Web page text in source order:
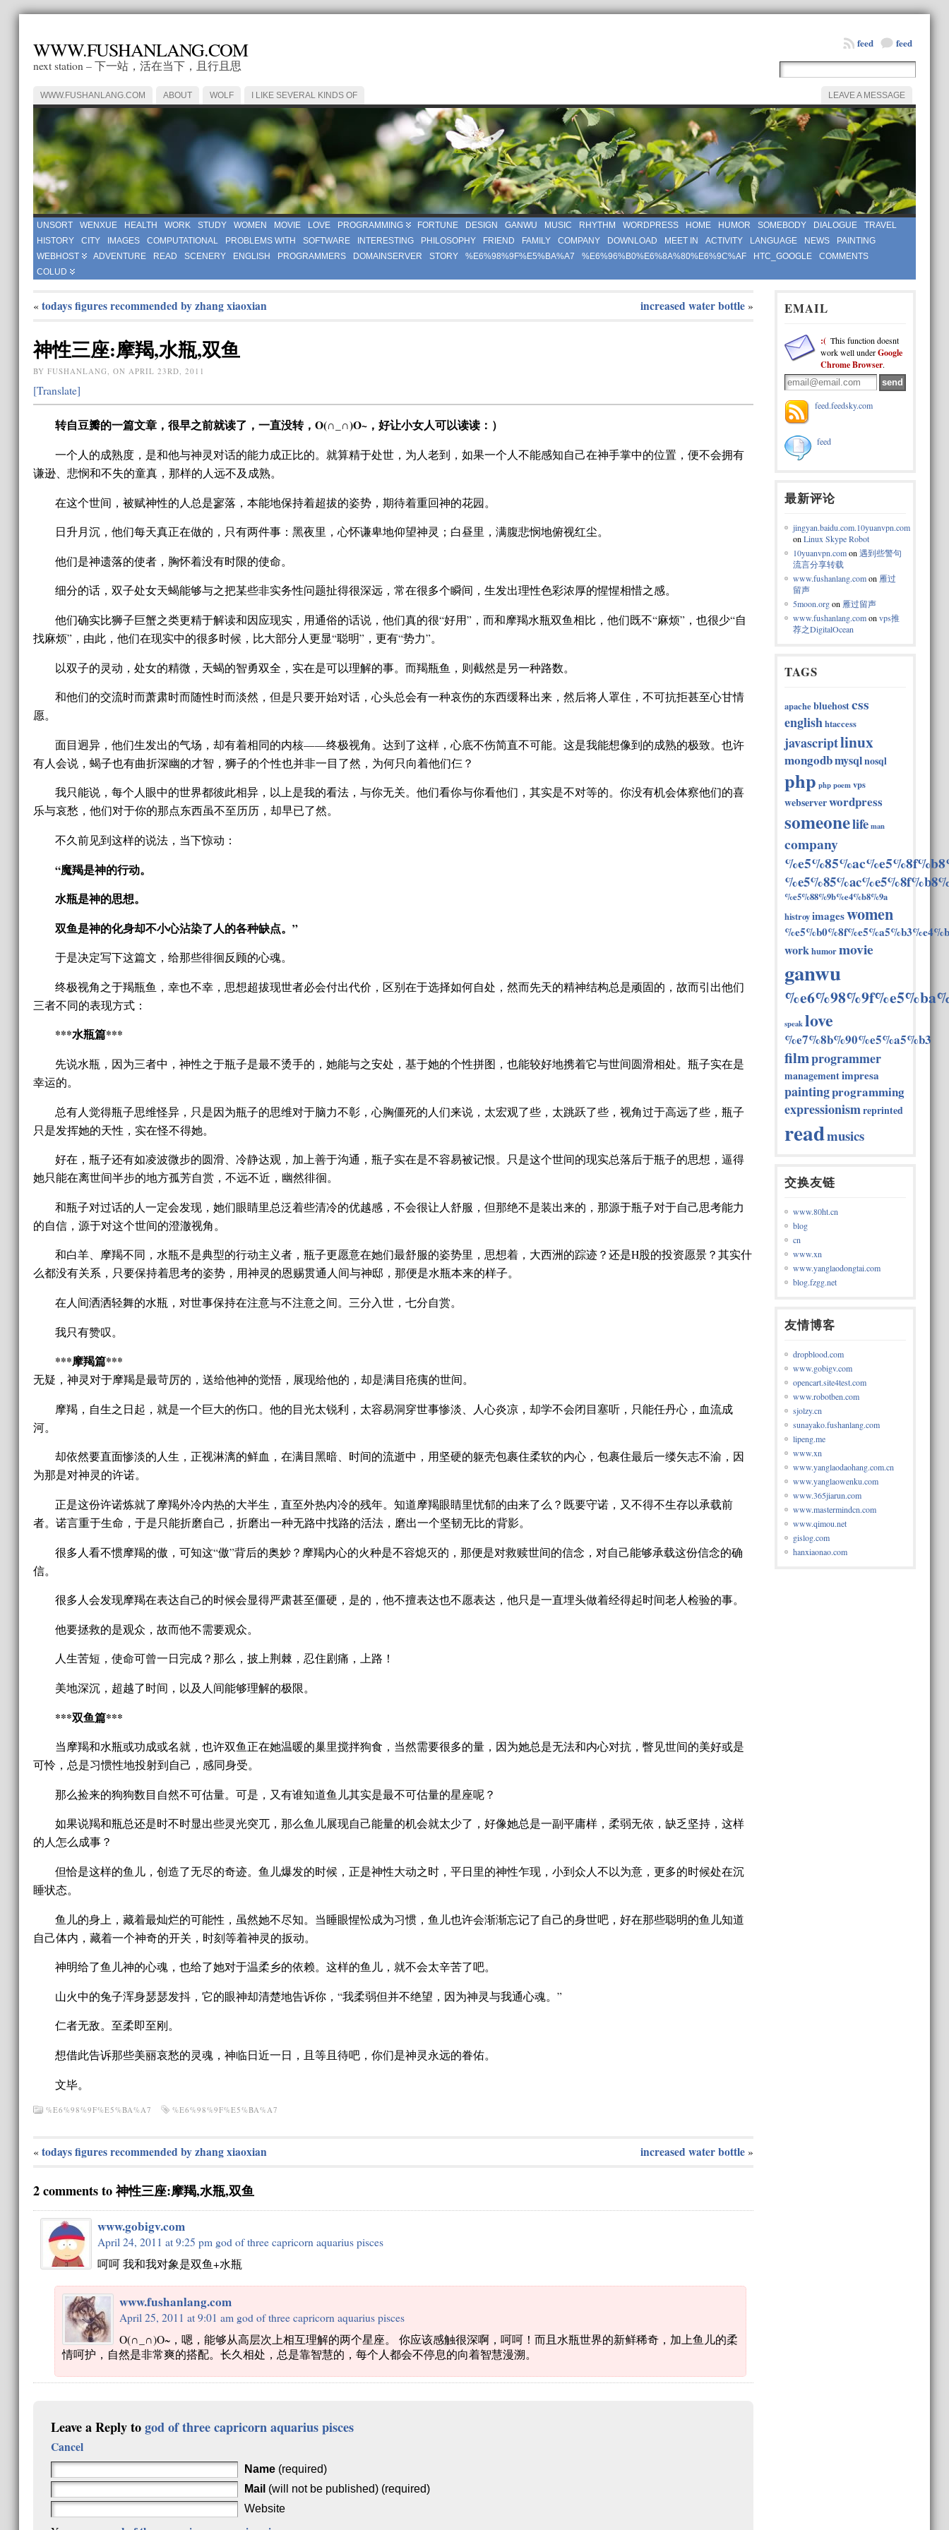
WWW.FUSHANLANG.COM
next station – 下一站，活在当下，且行且思
feed
feed
WWW.FUSHANLANG.COM ABOUT WOLF I LIKE SEVERAL KINDS OF LEAVE A MESSAGE
UNSORT WENXUE HEALTH WORK STUDY WOMEN MOVIE LOVE PROGRAMMING FORTUNE DESIGN GANWU MUSIC RHYTHM WORDPRESS HOME HUMOR SOMEBODY DIALOGUE
TRAVEL
HISTORY
CITY IMAGES COMPUTATIONAL PROBLEMS WITH SOFTWARE INTERESTING PHILOSOPHY FRIEND FAMILY COMPANY DOWNLOAD MEET IN ACTIVITY LANGUAGE NEWS
PAINTING
WEBHOST
ADVENTURE READ SCENERY ENGLISH PROGRAMMERS DOMAINSERVER STORY %E6%98%9F%E5%BA%A7 %E6%96%B0%E6%8A%80%E6%9C%AF HTC_GOOGLE
COMMENTS
COLUD
« todays figures recommended by zhang xiaoxian increased water bottle »
神性三座:摩羯,水瓶,双鱼
BY FUSHANLANG, ON APRIL 23RD, 2011
[Translate]
转自豆瓣的一篇文章，很早之前就读了，一直没转，O(∩_∩)O~，好让小女人可以读读：）
一个人的成熟度，是和他与神灵对话的能力成正比的。就算精于处世，为人老到，如果一个人不能感知自己在神手掌中的位置，便不会拥有
谦逊、悲悯和不失的童真，那样的人远不及成熟。
在这个世间，被赋神性的人总是寥落，本能地保持着超拔的姿势，期待着重回神的花园。
日升月沉，他们每天真正在做的，只有两件事：黑夜里，心怀谦卑地仰望神灵；白昼里，满腹悲悯地俯视红尘。
他们是神遗落的使者，胸怀着没有时限的使命。
细分的话，双子处女天蝎能够与之把某些非实务性问题扯得很深远，常在很多个瞬间，生发出理性色彩浓厚的惺惺相惜之感。
他们确实比狮子巨蟹之类更精于解读和因应现实，用通俗的话说，他们真的很“好用”，而和摩羯水瓶双鱼相比，他们既不“麻烦”，也很少“自
找麻烦”，由此，他们在现实中的很多时候，比大部分人更显“聪明”，更有“势力”。
以双子的灵动，处女的精微，天蝎的智勇双全，实在是可以理解的事。而羯瓶鱼，则截然是另一种路数。
和他们的交流时而萧肃时而随性时而淡然，但是只要开始对话，心头总会有一种哀伤的东西缓释出来，然后将人罩住，不可抗拒甚至心甘情
愿。
面目迥异，他们生发出的气场，却有着相同的内核——终极视角。达到了这样，心底不伤简直不可能。这是我能想像到的成熟的极致。也许
有人会说，蝎子也有曲折深幽的才智，狮子的个性也并非一目了然，为何只向着他们仨？
我只能说，每个人眼中的世界都彼此相异，以上是我的看法，与你无关。他们看你与你看他们，其实是不对等的。你没有机会体察他们的喜
乐与哀愁，他们对于你的那点东西虽不至历历，却早已了然。
不久前见到这样的说法，当下惊动：
“魔羯是神的行动。
水瓶是神的思想。
双鱼是神的化身却不小心沾染了人的各种缺点。”
于是决定写下这篇文，给那些徘徊反顾的心魂。
终极视角之于羯瓶鱼，幸也不幸，思想超拔现世者必会付出代价，区别在于选择如何自处，然而先天的精神结构总是顽固的，故而引出他们
三者不同的表现方式：
***水瓶篇***
先说水瓶，因为三者中，神性之于瓶子是最不烫手的，她能与之安处，基于她的个性拼图，也能较好地携着它与世间圆滑相处。瓶子实在是
幸运的。
总有人觉得瓶子思维怪异，只是因为瓶子的思维对于脑力不彰，心胸僵死的人们来说，太宏观了些，太跳跃了些，视角过于高远了些，瓶子
只是发挥她的天性，实在怪不得她。
好在，瓶子还有如凌波微步的圆滑、冷静达观，加上善于沟通，瓶子实在是不容易被记恨。只是这个世间的现实总落后于瓶子的思想，逼得
她只能在离世间半步的地方孤芳自赏，不远不近，幽然徘徊。
和瓶子对过话的人一定会发现，她们眼睛里总泛着些清冷的优越感，不会很让人舒服，但那绝不是装出来的，那源于瓶子对于自己思考能力
的自信，源于对这个世间的澄澈视角。
和白羊、摩羯不同，水瓶不是典型的行动主义者，瓶子更愿意在她们最舒服的姿势里，思想着，大西洲的踪迹？还是H股的投资愿景？其实什
么都没有关系，只要保持着思考的姿势，用神灵的恩赐贯通人间与神邸，那便是水瓶本来的样子。
在人间洒洒轻舞的水瓶，对世事保持在注意与不注意之间。三分入世，七分自赏。
我只有赞叹。
***摩羯篇***
无疑，神灵对于摩羯是最苛厉的，送给他神的觉悟，展现给他的，却是满目疮痍的世间。
摩羯，自生之日起，就是一个巨大的伤口。他的目光太锐利，太容易洞穿世事惨淡、人心炎凉，却学不会闭目塞听，只能任丹心，血流成
河。
却依然要直面惨淡的人生，正视淋漓的鲜血，在满目黑暗、时间的流逝中，用坚硬的躯壳包裹住柔软的内心，包裹住最后一缕矢志不渝，因
为那是对神灵的许诺。
正是这份许诺炼就了摩羯外冷内热的大半生，直至外热内冷的残年。知道摩羯眼睛里忧郁的由来了么？既要守诺，又不得不生存以承载前
者。诺言重于生命，于是只能折磨自己，折磨出一种无路中找路的活法，磨出一个坚韧无比的背影。
很多人看不惯摩羯的傲，可知这“傲”背后的奥妙？摩羯内心的火种是不容熄灭的，那便是对救赎世间的信念，对自己能够承载这份信念的确
信。
很多人会发现摩羯在表达自己的时候会显得严肃甚至僵硬，是的，他不擅表达也不愿表达，他只是一直埋头做着经得起时间老人检验的事。
他要拯救的是观众，故而他不需要观众。
人生苦短，使命可曾一日完成？那么，披上荆棘，忍住剧痛，上路！
美地深沉，超越了时间，以及人间能够理解的极限。
***双鱼篇***
当摩羯和水瓶或功成或名就，也许双鱼正在她温暖的巢里搅拌狗食，当然需要很多的量，因为她总是无法和内心对抗，瞥见世间的美好或是
可怜，总是习惯性地投射到自己，感同身受。
那么捡来的狗狗数目自然不可估量。可是，又有谁知道鱼儿其实是最不可估量的星座呢？
如果说羯和瓶总还是时不时显出些灵光突兀，那么鱼儿展现自己能量的机会就太少了，好像她总是一副平庸样，柔弱无依，缺乏坚持，这样
的人怎么成事？
但恰是这样的鱼儿，创造了无尽的奇迹。鱼儿爆发的时候，正是神性大动之时，平日里的神性乍现，小到众人不以为意，更多的时候处在沉
睡状态。
鱼儿的身上，藏着最灿烂的可能性，虽然她不尽知。当睡眼惺忪成为习惯，鱼儿也许会渐渐忘记了自己的身世吧，好在那些聪明的鱼儿知道
自己体内，藏着一个神奇的开关，时刻等着神灵的扳动。
神明给了鱼儿神的心魂，也给了她对于温柔乡的依赖。这样的鱼儿，就不会太辛苦了吧。
山火中的兔子浑身瑟瑟发抖，它的眼神却清楚地告诉你，“我柔弱但并不绝望，因为神灵与我通心魂。”
仁者无敌。至柔即至刚。
想借此告诉那些美丽哀愁的灵魂，神临日近一日，且等且待吧，你们是神灵永远的眷佑。
文毕。
%E6%98%9F%E5%BA%A7 %E6%98%9F%E5%BA%A7
« todays figures recommended by zhang xiaoxian increased water bottle »
2 comments to 神性三座:摩羯,水瓶,双鱼
www.gobigv.com
April 24, 2011 at 9:25 pm god of three capricorn aquarius pisces
呵呵 我和我对象是双鱼+水瓶
www.fushanlang.com
April 25, 2011 at 9:01 am god of three capricorn aquarius pisces
O(∩_∩)O~，嗯，能够从高层次上相互理解的两个星座。 你应该感触很深啊，呵呵！而且水瓶世界的新鲜稀奇，加上鱼儿的柔
情呵护，自然是非常爽的搭配。长久相处，总是靠智慧的，每个人都会不停息的向着智慧漫溯。
Leave a Reply togod of three capricorn aquarius pisces
Cancel
Name (required)
Mail (will not be published) (required)
Website
EMAIL
:( This function doesnt
work well underGoogle
Chrome Browser.
feed.feedsky.com
feed
最新评论
jingyan.baidu.com.10yuanvpn.com
onLinux Skype Robot
10yuanvpn.comon遇到些警句
流言分享转载
www.fushanlang.comon 雁过
留声
5moon.orgon 雁过留声
www.fushanlang.comonvps推
荐之DigitalOcean
TAGS
apachebluehostcss
englishhtaccess
javascriptlinux
mongodbmysqlnosql
php phppoemvps
webserverwordpress
someonelifeman
company
%e5%88%9b%e4%b8%9a
histroyimageswomen
workhumormovie
ganwu
speaklove
%e7%8b%90%e5%a5%b3
filmprogrammer
managementimpresa
paintingprogramming
expressionismreprinted
readmusics
交换友链
www.80ht.cn
blog
cn
www.xn
www.yanglaodongtai.com
blog.fzgg.net
友情博客
dropblood.com
www.gobigv.com
opencart.site4test.com
www.robotben.com
sjolzy.cn
sunayako.fushanlang.com
lipeng.me
www.xn
www.yanglaodaohang.com.cn
www.yanglaowenku.com
www.365jiarun.com
www.mastermindcn.com
www.qimou.net
gislog.com
hanxiaonao.com